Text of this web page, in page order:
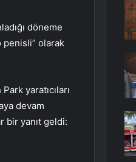
döneme
penisli” olarak
yaratıcıları
devam
bir yanıt geldi: